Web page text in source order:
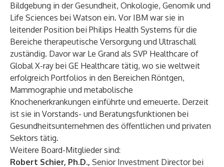
Bildgebung in der Gesundheit, Onkologie, Genomik und
Life Sciences bei Watson ein. Vor IBM war sie in
leitender Position bei Philips Health Systems für die
Bereiche therapeutische Versorgung und Ultraschall
zuständig. Davor war Le Grand als SVP Healthcare of
Global X-ray bei GE Healthcare tätig, wo sie weltweit
erfolgreich Portfolios in den Bereichen Röntgen,
Mammographie und metabolische
Knochenerkrankungen einführte und erneuerte. Derzeit
ist sie in Vorstands- und Beratungsfunktionen bei
Gesundheitsunternehmen des öffentlichen und privaten
Sektors tätig.
Weitere Board-Mitglieder sind:
Robert Schier, Ph.D., Senior Investment Director bei